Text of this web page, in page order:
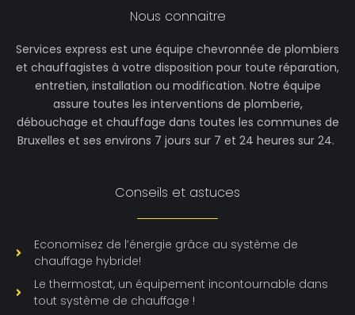
Nous connaitre
Services express est une équipe chevronnée de plombiers
et chauffagistes à votre disposition pour toute réparation,
entretien, installation ou modification. Notre équipe
assure toutes les interventions de plomberie,
débouchage et chauffage dans toutes les communes de
Bruxelles et ses environs 7 jours sur 7 et 24 heures sur 24.
Conseils et astuces
Economisez de l’énergie grâce au système de
chauffage hybride!
Le thermostat, un équipement incontournable dans
tout système de chauffage !